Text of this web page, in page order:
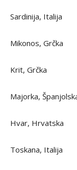
Sardinija, Italija
Mikonos, Grčka
Krit, Grčka
Majorka,
Hvar, Hrvatska
Toskana, Italija